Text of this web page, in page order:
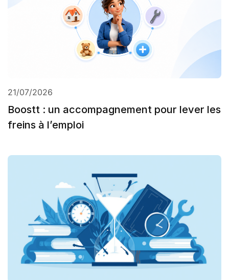
21/07/2026
Boostt : un accompagnement pour lever les
freins à l’emploi